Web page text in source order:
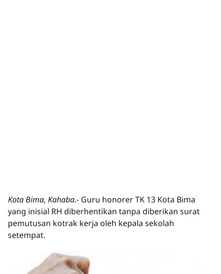
Kota Bima, Kahaba.- Guru honorer TK 13 Kota Bima
yang inisial RH diberhentikan tanpa diberikan surat
pemutusan kotrak kerja oleh kepala sekolah
setempat.